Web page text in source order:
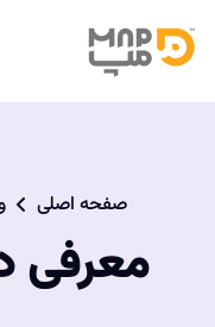
صفحه اصلی
معرفی